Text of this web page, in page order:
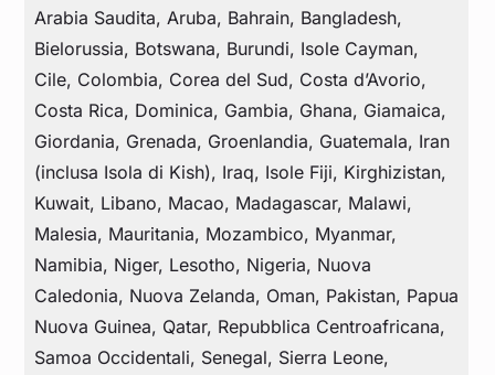
Arabia Saudita, Aruba, Bahrain, Bangladesh,
Bielorussia, Botswana, Burundi, Isole Cayman,
Cile, Colombia, Corea del Sud, Costa d’Avorio,
Costa Rica, Dominica, Gambia, Ghana, Giamaica,
Giordania, Grenada, Groenlandia, Guatemala, Iran
(inclusa Isola di Kish), Iraq, Isole Fiji, Kirghizistan,
Kuwait, Libano, Macao, Madagascar, Malawi,
Malesia, Mauritania, Mozambico, Myanmar,
Namibia, Niger, Lesotho, Nigeria, Nuova
Caledonia, Nuova Zelanda, Oman, Pakistan, Papua
Nuova Guinea, Qatar, Repubblica Centroafricana,
Samoa Occidentali, Senegal, Sierra Leone,